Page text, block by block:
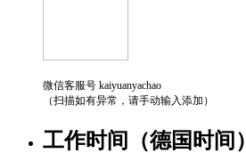
微信客服号 kaiyuanyachao
（扫描如有异常，请手动输入添加）
工作时间（德国时间）